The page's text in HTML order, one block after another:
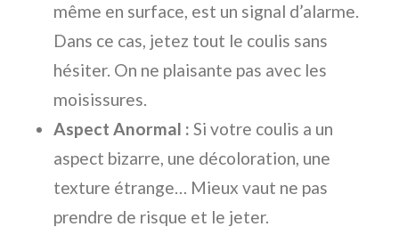
même en surface, est un signal d’alarme.
Dans ce cas, jetez tout le coulis sans
hésiter. On ne plaisante pas avec les
moisissures.
Aspect Anormal : Si votre coulis a un
aspect bizarre, une décoloration, une
texture étrange… Mieux vaut ne pas
prendre de risque et le jeter.